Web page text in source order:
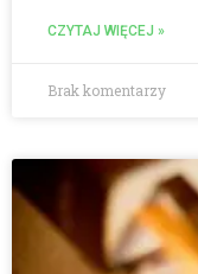
CZYTAJ WIĘCEJ »
Brak komentarzy